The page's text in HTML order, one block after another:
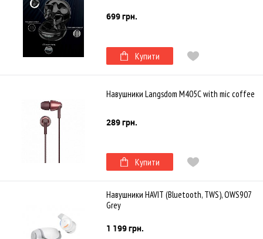
699 грн.
Купити
Навушники Langsdom M405C with mic coffee
289 грн.
Купити
Навушники HAVIT (Bluetooth, TWS), OWS907
Grey
1 199 грн.